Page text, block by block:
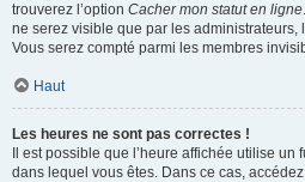
trouverez l’option Cacher mon statut en ligne
ne serez visible que par les administrateurs,
Vous serez compté parmi les membres
Haut
Les heures ne sont pas correctes !
Il est possible que l’heure affichée utilise
dans lequel vous êtes. Dans ce cas,